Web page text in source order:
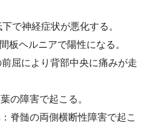
で神経症状が悪化する。
板ヘルニアで陽性になる。
屈により背部中央に痛みが走
の障害で起こる。
脊髄の両側横断性障害で起こ